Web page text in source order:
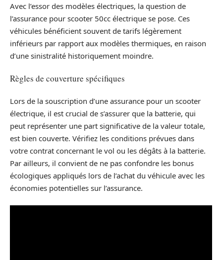
Avec l’essor des modèles électriques, la question de
l’assurance pour scooter 50cc électrique se pose. Ces
véhicules bénéficient souvent de tarifs légèrement
inférieurs par rapport aux modèles thermiques, en raison
d’une sinistralité historiquement moindre.
Règles de couverture spécifiques
Lors de la souscription d’une assurance pour un scooter
électrique, il est crucial de s’assurer que la batterie, qui
peut représenter une part significative de la valeur totale,
est bien couverte. Vérifiez les conditions prévues dans
votre contrat concernant le vol ou les dégâts à la batterie.
Par ailleurs, il convient de ne pas confondre les bonus
écologiques appliqués lors de l’achat du véhicule avec les
économies potentielles sur l’assurance.